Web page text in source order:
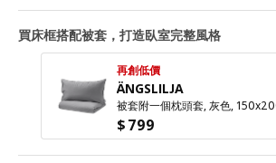
買床框搭配被套，打造臥室完整風格
再創低價
ÄNGSLILJA
$799